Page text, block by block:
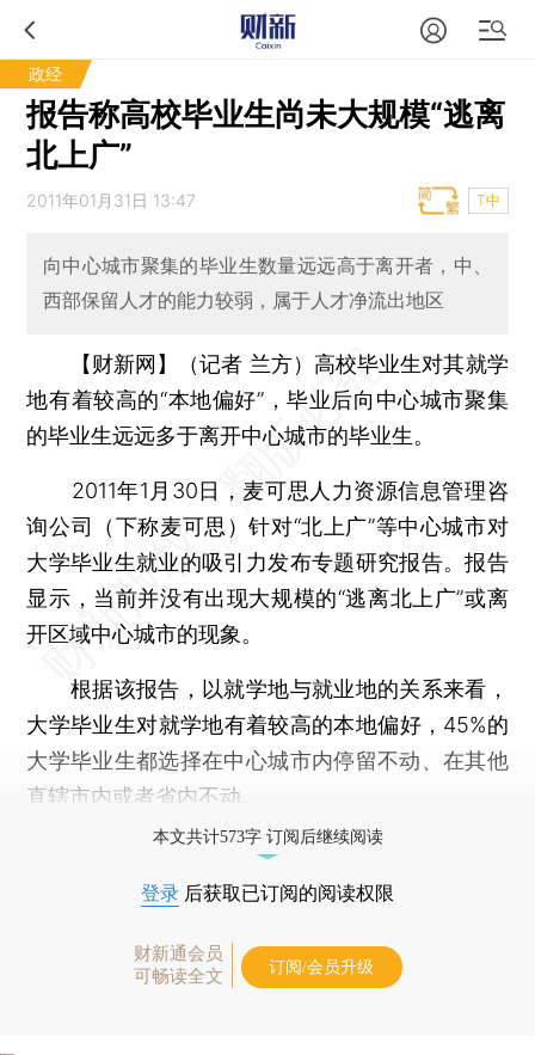
政经
报告称高校毕业生尚未大规模“逃离
北上广”
2011年01月31日 13:47 T中
向中心城市聚集的毕业生数量远远高于离开者，中、
西部保留人才的能力较弱，属于人才净流出地区
【财新网】（记者 兰方） 高校毕业生对其就学
地有着较高的“本地偏好”，毕业后向中心城市聚集
的毕业生远远多于离开中心城市的毕业生。
2011年1月30日，麦可思人力资源信息管理咨
询公司（下称麦可思）针对“北上广”等中心城市对
大学毕业生就业的吸引力发布专题研究报告。报告
显示，当前并没有出现大规模的“逃离北上广”或离
开区域中心城市的现象。
根据该报告，以就学地与就业地的关系来看，
大学毕业生对就学地有着较高的本地偏好，45%的
大学毕业生都选择在中心城市内停留不动、在其他
直辖市内或者省内不动。
本文共计573字 订阅后继续阅读
登录 后获取已订阅的阅读权限
财新通会员
可畅读全文
订阅/会员升级